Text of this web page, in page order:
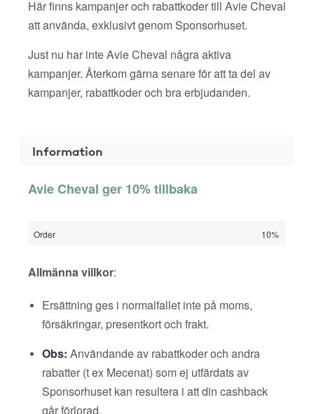
Här finns kampanjer och rabattkoder till Avie Cheval
att använda, exklusivt genom Sponsorhuset.
Just nu har inte Avie Cheval några aktiva
kampanjer. Återkom gärna senare för att ta del av
kampanjer, rabattkoder och bra erbjudanden.
Information
Avie Cheval ger 10% tillbaka
Order 10%
Allmänna villkor:
Ersättning ges i normalfallet inte på moms,
försäkringar, presentkort och frakt.
Obs: Användande av rabattkoder och andra
rabatter (t ex Mecenat) som ej utfärdats av
Sponsorhuset kan resultera i att din cashback
går förlorad.